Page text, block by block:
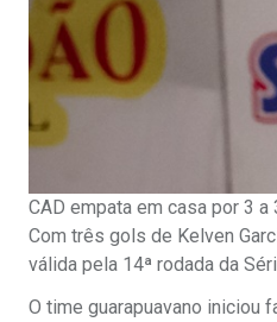
CAD empata em casa por 3
Com três gols de Kelven
válida pela 14ª rodada da
O time guarapuavano iniciou